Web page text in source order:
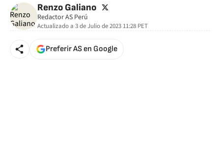
Renzo Galiano twitter
Redactor AS Perú
Actualizado a 3 de Julio de 2023 11:28 PET
Preferir AS en Google